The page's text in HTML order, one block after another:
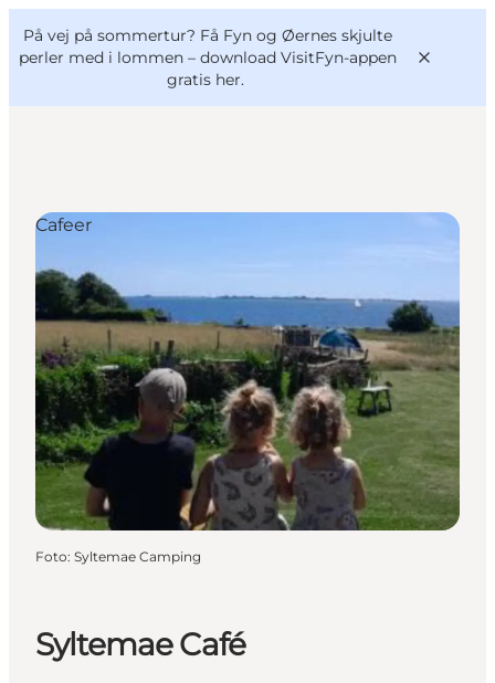
På vej på sommertur? Få Fyn og Øernes skjulte
perler med i lommen – download VisitFyn-appen
gratis her.
Outdoor
Mad og drikke
Overnatning
Book lokale oplevelser
VisitFyn
Deutsch
Syltemae Café
Cafeer
Foto: Syltemae Camping